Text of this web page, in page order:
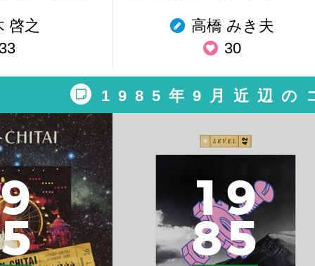
啓之
高橋 みき夫
30
1985年9月近辺の
9
5
19
85